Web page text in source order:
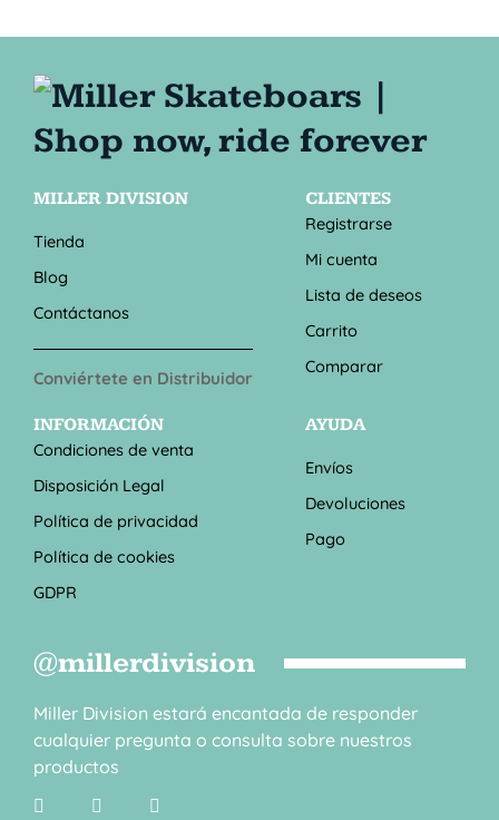
MILLER DIVISION
Tienda
Blog
Contáctanos
Conviértete en Distribuidor
CLIENTES
Registrarse
Mi cuenta
Lista de deseos
Carrito
Comparar
INFORMACIÓN
Condiciones de venta
Disposición Legal
Política de privacidad
Política de cookies
GDPR
AYUDA
Envíos
Devoluciones
Pago
@millerdivision
Miller Division estará encantada de responder
cualquier pregunta o consulta sobre nuestros
productos